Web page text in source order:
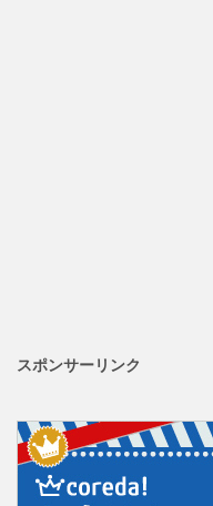
スポンサーリンク